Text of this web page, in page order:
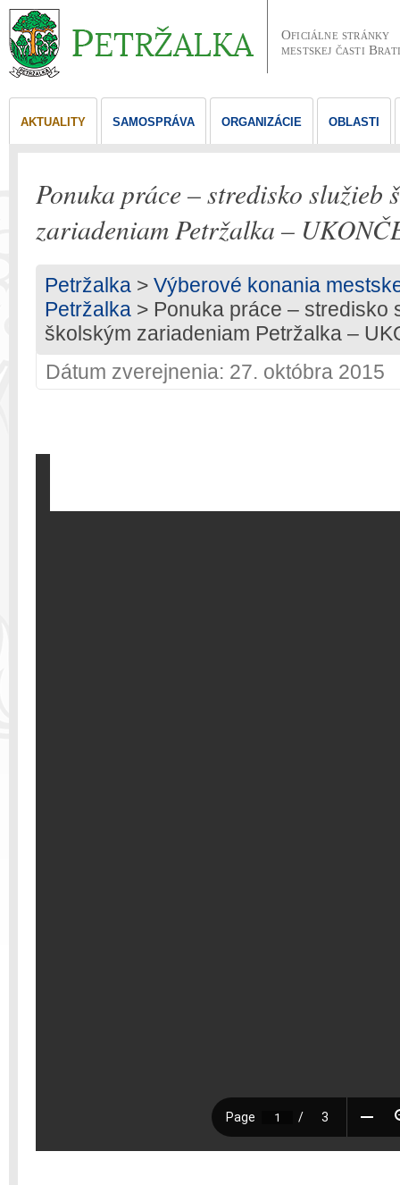
Oficiálne stránky
mestskej časti
AKTUALITY SAMOSPRÁVA ORGANIZÁCIE OBLASTI
Ponuka práce – stredisko služieb
zariadeniam Petržalka –
Petržalka > Výberové konania
Petržalka > Ponuka práce – stredisko
školským zariadeniam Petržalka –
Dátum zverejnenia: 27. októbra 2015